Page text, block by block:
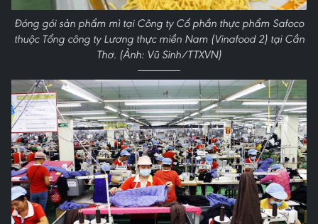
Đóng gói sản phẩm mì tại Công ty Cổ phần thực phẩm Safoco
thuộc Tổng công ty Lương thực miền Nam (Vinafood 2) tại Cần
Thơ. (Ảnh: Vũ Sinh/TTXVN)